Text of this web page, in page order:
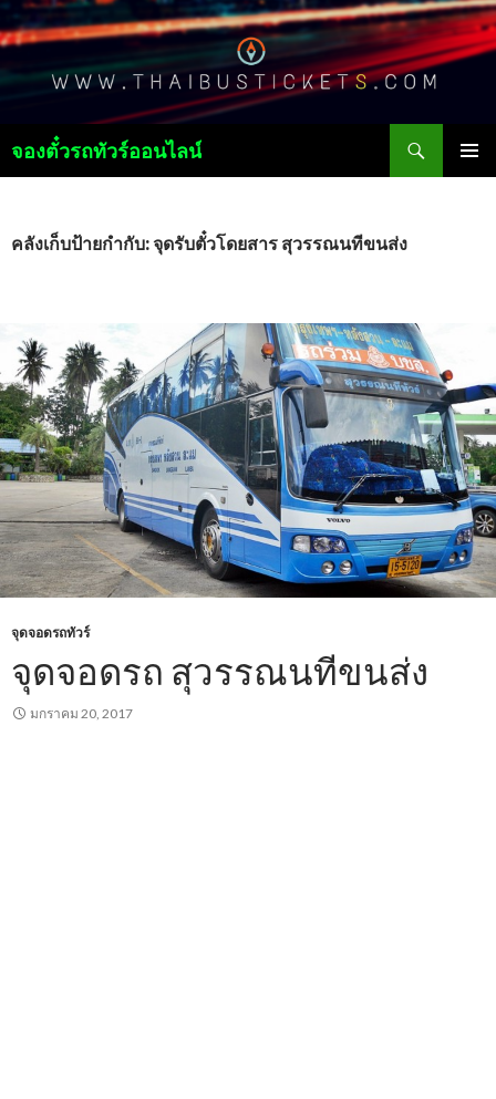
จองตั๋วรถทัวร์ออนไลน์
เนื้อหา
คลังเก็บป้ายกำกับ: จุดรับตั๋วโดยสาร สุวรรณนทีขนส่ง
จุดจอดรถทัวร์
จุดจอดรถ สุวรรณนทีขนส่ง
มกราคม 20, 2017